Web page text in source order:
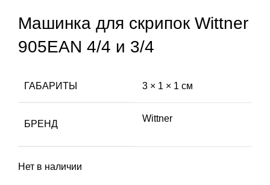
Машинка для скрипок Wittner
905EAN 4/4 и 3/4
ГАБАРИТЫ 3 × 1 × 1 см
БРЕНД
Wittner
Нет в наличии